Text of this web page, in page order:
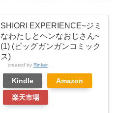
SHIORI EXPERIENCE~ジミ
なわたしとヘンなおじさん~
(1) (ビッグガンガンコミック
ス)
created by Rinker
Kindle Amazon
楽天市場